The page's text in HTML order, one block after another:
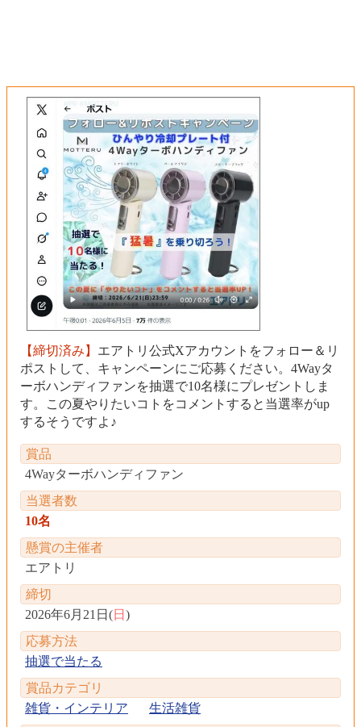
【締切済み】 エアトリ公式Xアカウントをフォロー＆リ
ポストして、キャンペーンにご応募ください。4Wayタ
ーボハンディファンを抽選で10名様にプレゼントしま
す。この夏やりたいコトをコメントすると当選率がup
するそうですよ♪
賞品
4Wayターボハンディファン
当選者数
10名
懸賞の主催者
エアトリ
締切
2026年6月21日(日 )
応募方法
抽選で当たる
賞品カテゴリ
雑貨・インテリア
生活雑貨